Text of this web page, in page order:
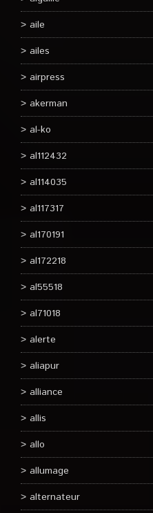
aile
ailes
airpress
akerman
al-ko
al112432
al114035
al117317
al170191
al172218
al55518
al71018
alerte
aliapur
alliance
allis
allo
allumage
alternateur